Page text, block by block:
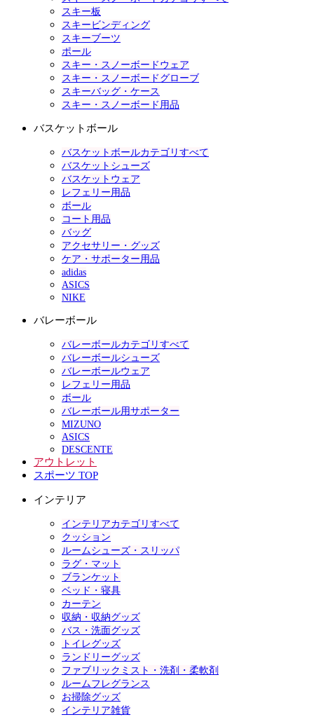
スキー板
スキービンディング
スキーブーツ
ポール
スキー・スノーボードウェア
スキー・スノーボードグローブ
スキーバッグ・ケース
スキー・スノーボード用品
バスケットボール
バスケットボールカテゴリすべて
バスケットシューズ
バスケットウェア
レフェリー用品
ボール
コート用品
バッグ
アクセサリー・グッズ
ケア・サポーター用品
adidas
ASICS
NIKE
バレーボール
バレーボールカテゴリすべて
バレーボールシューズ
バレーボールウェア
レフェリー用品
ボール
バレーボール用サポーター
MIZUNO
ASICS
DESCENTE
アウトレット
スポーツ TOP
インテリア
インテリアカテゴリすべて
クッション
ルームシューズ・スリッパ
ラグ・マット
ブランケット
ベッド・寝具
カーテン
収納・収納グッズ
バス・洗面グッズ
トイレグッズ
ランドリーグッズ
ファブリックミスト・洗剤・柔軟剤
ルームフレグランス
お掃除グッズ
インテリア雑貨